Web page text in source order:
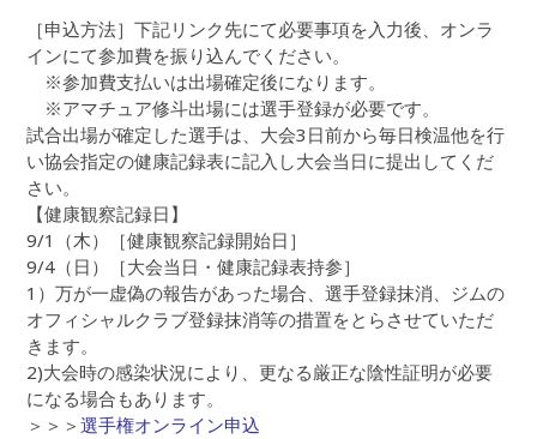
［申込方法］下記リンク先にて必要事項を入力後、オンラ
インにて参加費を振り込んでください。
※参加費支払いは出場確定後になります。
※アマチュア修斗出場には選手登録が必要です。
試合出場が確定した選手は、大会3日前から毎日検温他を行
い協会指定の健康記録表に記入し大会当日に提出してくだ
さい。
【健康観察記録日】
9/1（木）［健康観察記録開始日］
9/4（日）［大会当日・健康記録表持参］
1）万が一虚偽の報告があった場合、選手登録抹消、ジムの
オフィシャルクラブ登録抹消等の措置をとらさせていただ
きます。
2)大会時の感染状況により、更なる厳正な陰性証明が必要
になる場合もあります。
＞＞＞選手権オンライン申込